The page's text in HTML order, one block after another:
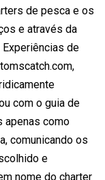
de pesca e os
e através da
de
com o guia de
apenas como
comunicando os
e
nome do charter